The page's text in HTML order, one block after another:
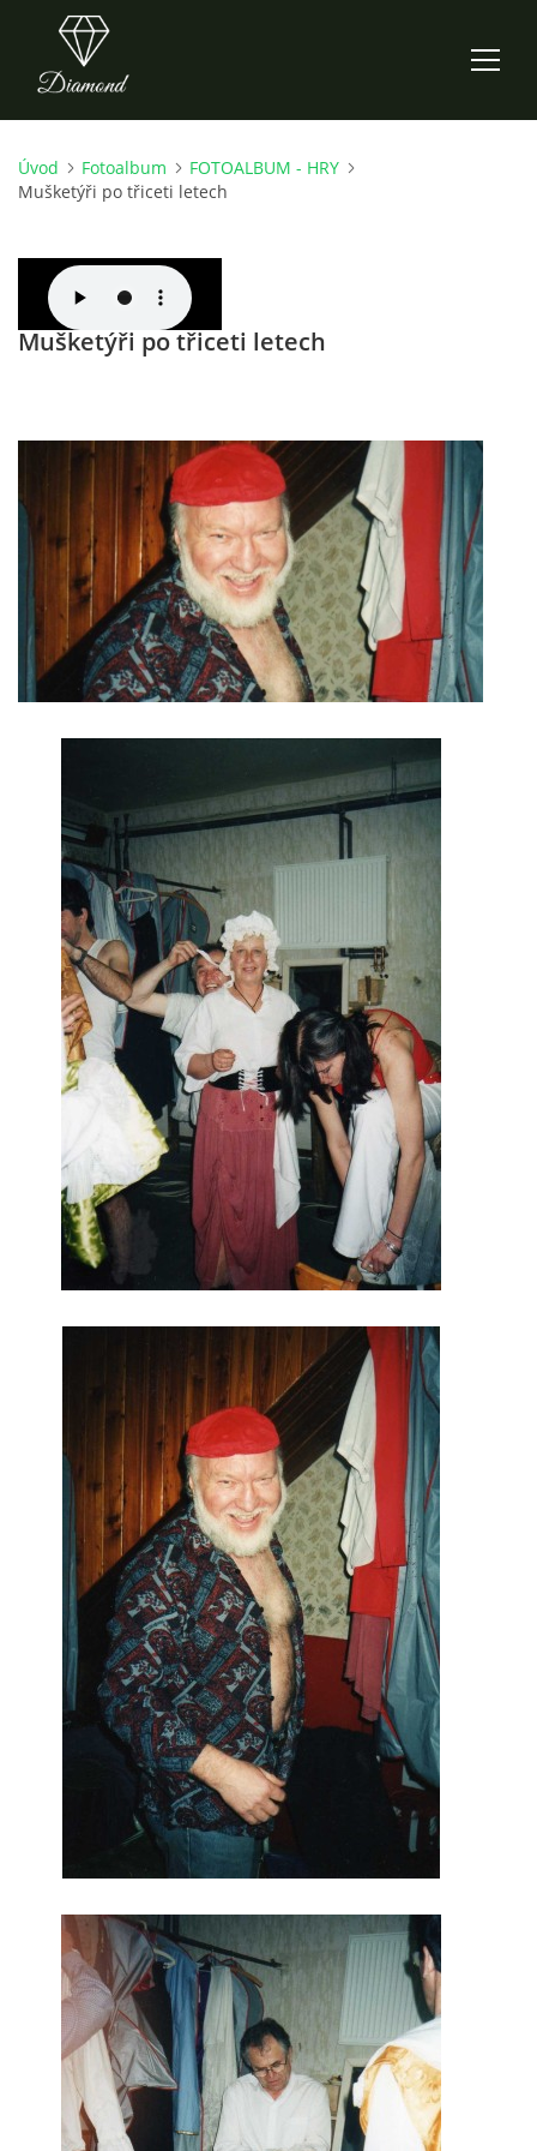
ÚVOD
O NÁS
CO NOVÉHO ZKOUŠÍME
KDY, KDE A CO HRAJEME
HRY OD ROKU 1973
VIDEOZÁZNAMY Z HER
ČLENOVÉ - SOUČASNOST
HRY DO ROKU 1973
MÍSTO PRO VAŠE VZKAZY!!
DOKUMENTY OVJK
Občanská vzdělávací jednota "Komenský" v Choceradech z.s.
Chocerady 4
257 24 Chocerady
IČ: 498 28 614
Kontaktní osoba:
Mgr. Miroslava Cinkeisová
723 967 851
Mirkaci@email.cz
© 2026 eStránky.cz |RSS
Úvod Fotoalbum
FOTOALBUM - HRY
Mušketýři po třiceti letech
Mušketýři po třiceti letech